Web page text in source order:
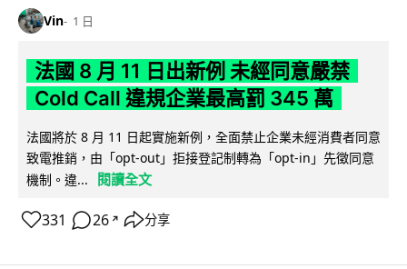
Vin 1 日
法國 8 月 11 日出新例 未經同意嚴禁
Cold Call 違規企業最高罰 345 萬
法國將於 8 月 11 日起實施新例，全面禁止企業未經消費者同意
致電推銷，由「opt-out」拒接登記制轉為「opt-in」先徵同意
機制。違...
閱讀全文
331 26 ↗ 分享